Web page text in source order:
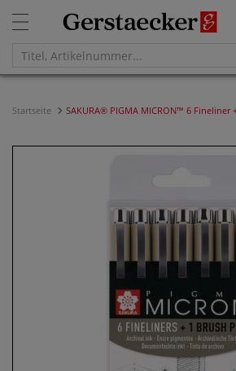
Startseite SAKURA® PIGMA MICRON™ 6 Fineliner